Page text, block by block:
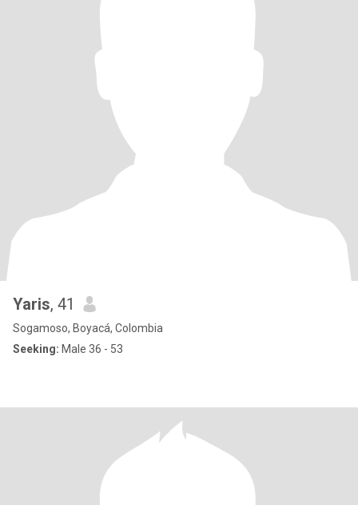
Yaris, 41
Sogamoso, Boyacá, Colombia
Seeking: Male 36 - 53